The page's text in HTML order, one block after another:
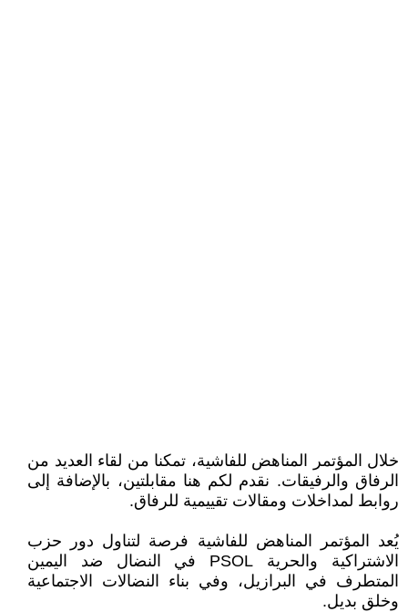
خلال المؤتمر المناهض للفاشية، تمكنا من لقاء العديد من
الرفاق والرفيقات. نقدم لكم هنا مقابلتين، بالإضافة إلى
روابط لمداخلات ومقالات تقييمية للرفاق.
يُعد المؤتمر المناهض للفاشية فرصة لتناول دور حزب
الاشتراكية والحرية PSOL في النضال ضد اليمين
المتطرف في البرازيل، وفي بناء النضالات الاجتماعية
وخلق بديل.